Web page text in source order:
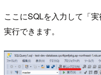
ここにSQLを入力して「
実行できます。